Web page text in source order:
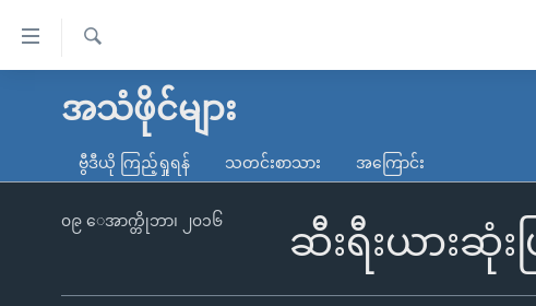
လွယ်ကူ
သည့်
မူလစာမျက်နှာ
ကမ္ဘာ့သတင်းများ
နိုင်ငံတကာ
တရုတ်
ရပ်ဝန်းတခု လမ်းတခု အလွန်
ရ
အသံဖိုင်များ
ဗွီဒီယို ကြည့်ရှုရန် သတင်းစာသား အကြောင်း
ဆီးရီးယားဆုံး
၀၉ ေအာက္တိုဘာ၊ ၂၀၁၆